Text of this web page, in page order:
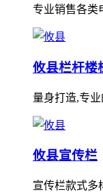
专业销售各类
攸县栏杆楼
量身打造,专
攸县宣传栏
宣传栏款式多